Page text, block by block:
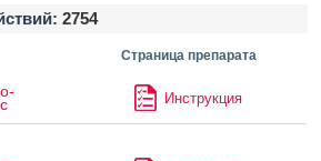
2754
Страница препарата
Инструкция